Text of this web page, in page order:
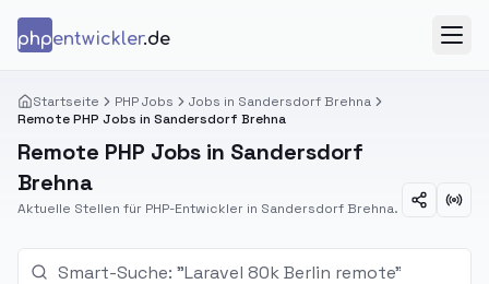
phpentwickler.de
Startseite PHP Jobs
Jobs in Sandersdorf Brehna
Remote PHP Jobs in Sandersdorf Brehna
Remote PHP Jobs in Sandersdorf
Brehna
Aktuelle Stellen für PHP-Entwickler in Sandersdorf Brehna.